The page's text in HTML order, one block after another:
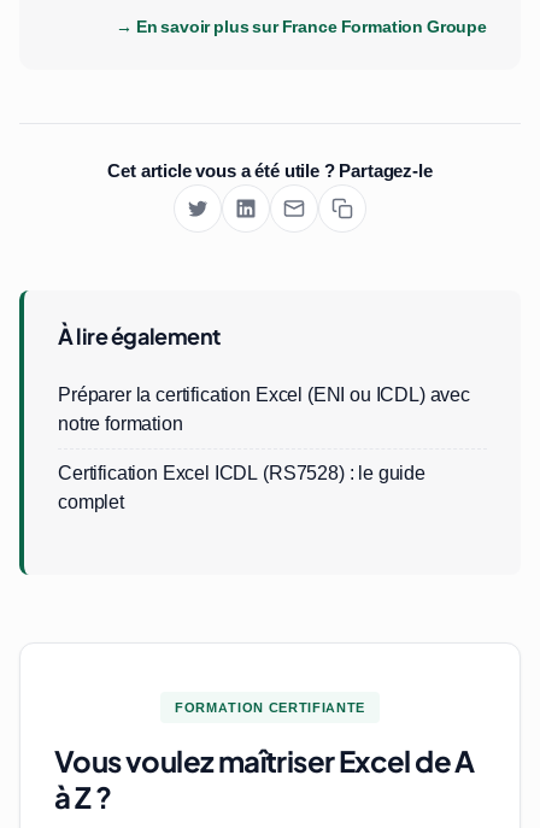
→ En savoir plus sur France Formation Groupe
Cet article vous a été utile ? Partagez-le
À lire également
Préparer la certification Excel (ENI ou ICDL) avec
notre formation
Certification Excel ICDL (RS7528) : le guide
complet
FORMATION CERTIFIANTE
Vous voulez maîtriser Excel de A
à Z ?